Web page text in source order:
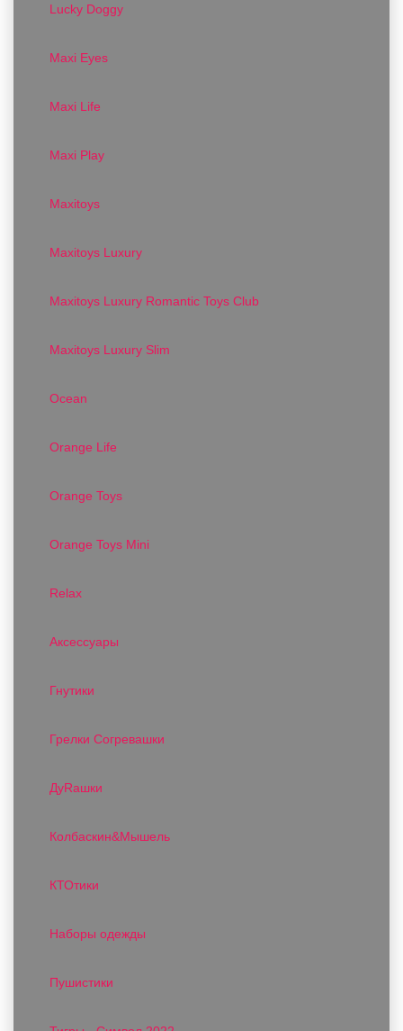
Lucky Doggy
Maxi Eyes
Maxi Life
Maxi Play
Maxitoys
Maxitoys Luxury
Maxitoys Luxury Romantic Toys Club
Maxitoys Luxury Slim
Ocean
Orange Life
Orange Toys
Orange Toys Mini
Relax
Аксессуары
Гнутики
Грелки Согревашки
ДуRашки
Колбаскин&Мышель
КТОтики
Наборы одежды
Пушистики